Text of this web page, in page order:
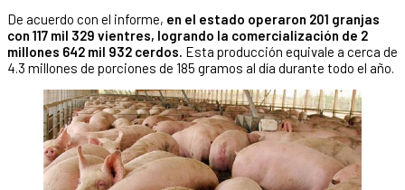
De acuerdo con el informe, en el estado operaron 201 granjas
con 117 mil 329 vientres, logrando la comercialización de 2
millones 642 mil 932 cerdos. Esta producción equivale a cerca de
4.3 millones de porciones de 185 gramos al día durante todo el año.